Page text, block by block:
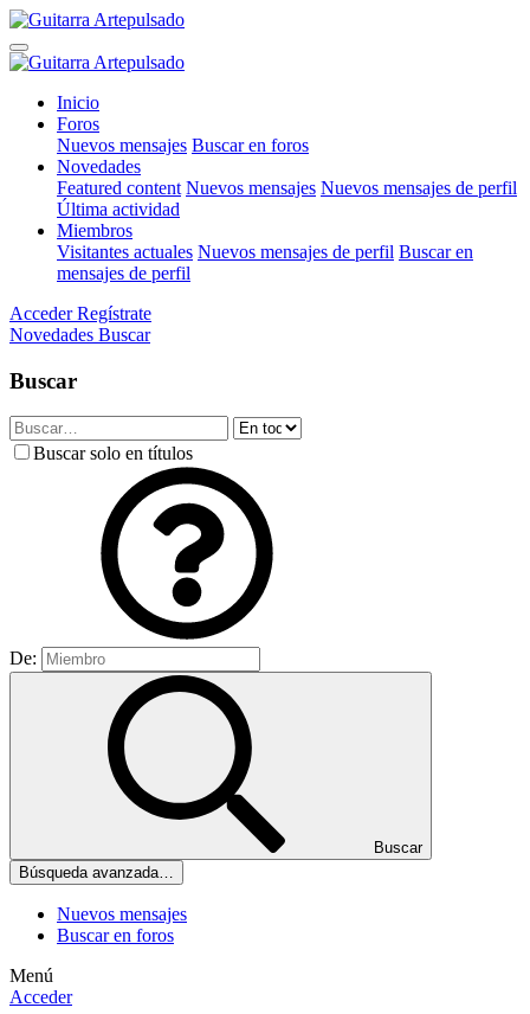
Inicio
Foros
Nuevos mensajes Buscar en foros
Novedades
Featured content Nuevos mensajes Nuevos mensajes de perfil
Última actividad
Miembros
Visitantes actuales Nuevos mensajes de perfil Buscar en
mensajes de perfil
Acceder Regístrate
Novedades Buscar
Buscar
Buscar solo en títulos
De:
Buscar
Búsqueda avanzada…
Nuevos mensajes
Buscar en foros
Menú
Acceder